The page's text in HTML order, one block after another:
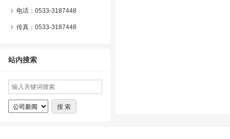
电话：0533-3187448
传真：0533-3187448
站内搜索